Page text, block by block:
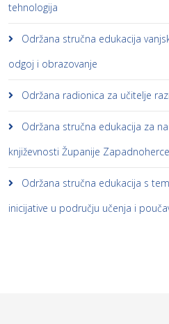
tehnologija
Održana stručna edukacija
odgoj i obrazovanje
Održana radionica za učitelje
Održana stručna edukacija za
književnosti Županije
Održana stručna edukacija s
inicijative u području učenja i